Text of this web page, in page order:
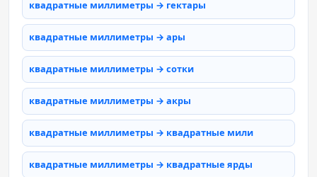
квадратные миллиметры → гектары
квадратные миллиметры → ары
квадратные миллиметры → сотки
квадратные миллиметры → акры
квадратные миллиметры → квадратные мили
квадратные миллиметры → квадратные ярды